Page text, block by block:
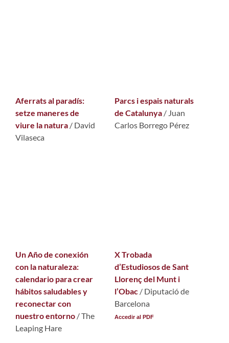
Aferrats al paradís:
setze maneres de
viure la natura / David
Vilaseca
Parcs i espais naturals
de Catalunya / Juan
Carlos Borrego Pérez
Un Año de conexión
con la naturaleza:
calendario para crear
hábitos saludables y
reconectar con
nuestro entorno / The
Leaping Hare
X Trobada
d’Estudiosos de Sant
Llorenç del Munt i
l’Obac / Diputació de
Barcelona
Accedir al PDF